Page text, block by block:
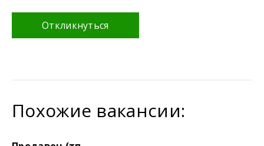
Откликнуться
Похожие вакансии: